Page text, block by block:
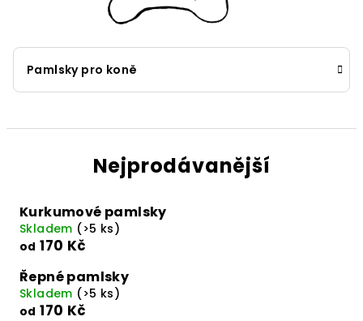
Pamlsky pro koně
Nejprodávanější
Kurkumové pamlsky
Skladem (>5 ks)
od 170 Kč
Řepné pamlsky
Skladem (>5 ks)
od 170 Kč